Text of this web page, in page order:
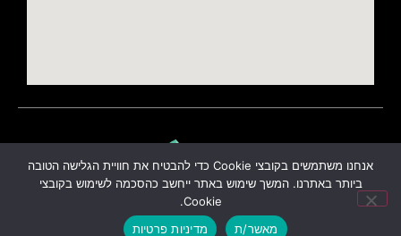
אנחנו משתמשים בקובצי Cookie כדי להבטיח את חוויית הגלישה הטובה
ביותר באתרנו. המשך שימוש באתר ייחשב כהסכמה לשימוש בקובצי
Cookie.
מאשר/ת
מדיניות פרטיות